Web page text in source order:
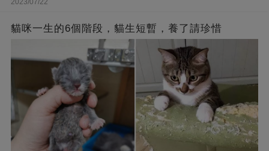
貓咪一生的6個階段，貓生短暫，養了請珍惜